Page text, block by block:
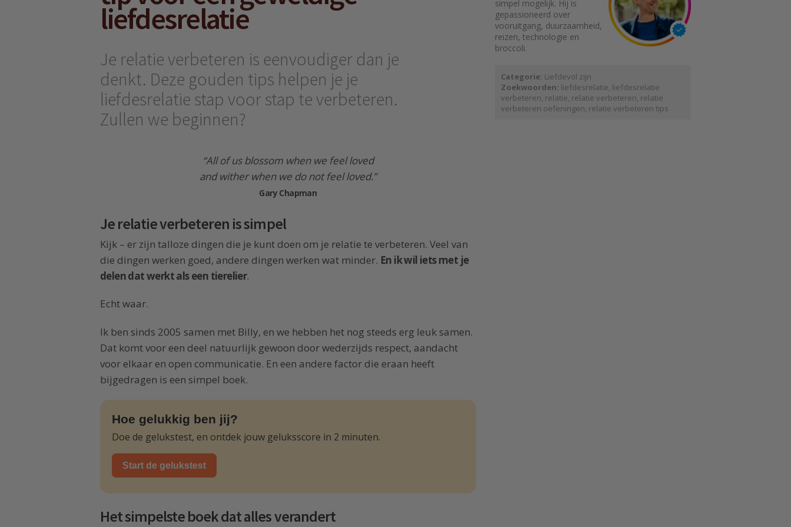
liefdesrelatie
Je relatie verbeteren is eenvoudiger dan je
denkt. Deze gouden tips helpen je je
liefdesrelatie stap voor stap te verbeteren.
Zullen we beginnen?
“All of us blossom when we feel loved
and wither when we do not feel loved.”
Gary Chapman
Je relatie verbeteren is simpel
Kijk – er zijn talloze dingen die je kunt doen om je relatie te verbeteren. Veel van
die dingen werken goed, andere dingen werken wat minder. En ik wil iets met je
delen dat werkt als een tierelier.
Echt waar.
Ik ben sinds 2005 samen met Billy, en we hebben het nog steeds erg leuk samen.
Dat komt voor een deel natuurlijk gewoon door wederzijds respect, aandacht
voor elkaar en open communicatie. En een andere factor die eraan heeft
bijgedragen is een simpel boek.
Hoe gelukkig ben jij?
Doe de gelukstest, en ontdek jouw geluksscore in 2 minuten.
Start de gelukstest
Het simpelste boek dat alles verandert
simpel mogelijk. Hij is
gepassioneerd over
vooruitgang, duurzaamheid,
reizen, technologie en
broccoli.
Categorie: Liefdevol zijn
Zoekwoorden: liefdesrelatie, liefdesrelatie
verbeteren, relatie, relatie verbeteren, relatie
verbeteren oefeningen, relatie verbeteren tips